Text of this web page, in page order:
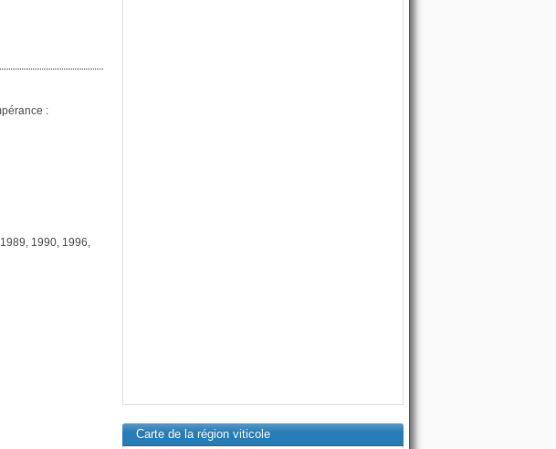
:
1990, 1996,
Carte de la région viticole